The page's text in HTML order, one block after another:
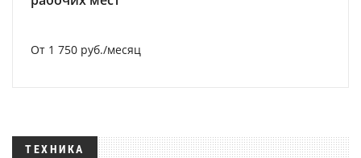
От 1 750 руб./месяц
ТЕХНИКА